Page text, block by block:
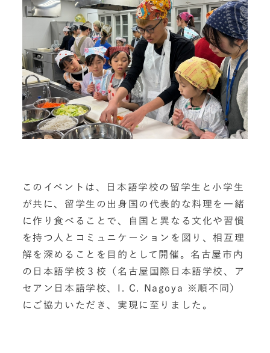
このイベントは、日本語学校の留学生と小学生
が共に、留学生の出身国の代表的な料理を一緒
に作り食べることで、自国と異なる文化や習慣
を持つ人とコミュニケーションを図り、相互理
解を深めることを目的として開催。名古屋市内
の日本語学校３校（名古屋国際日本語学校、ア
セアン日本語学校、I. C. Nagoya ※順不同）
にご協力いただき、実現に至りました。